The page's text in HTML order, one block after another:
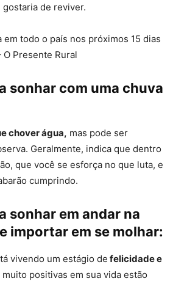
de reviver.
sonhar com uma chuva
chover água, mas pode ser
Geralmente, indica que dentro
que você se esforça no que luta, e
cumprindo.
sonhar em andar na
importar em se molhar:
vivendo um estágio de felicidade e
muito positivas em sua vida estão